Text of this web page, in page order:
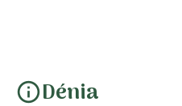
Gorgos a Parcent
infoDénia